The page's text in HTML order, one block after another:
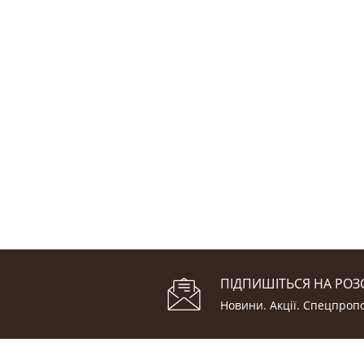
ПІДПИШІТЬСЯ НА
Новини. Акції.